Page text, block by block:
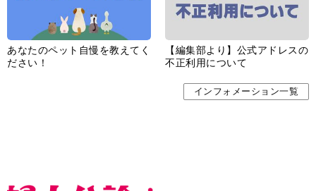
あなたのペット自慢を教えてく
ださい！
【編集部より】公式アドレスの
不正利用について
インフォメーション一覧